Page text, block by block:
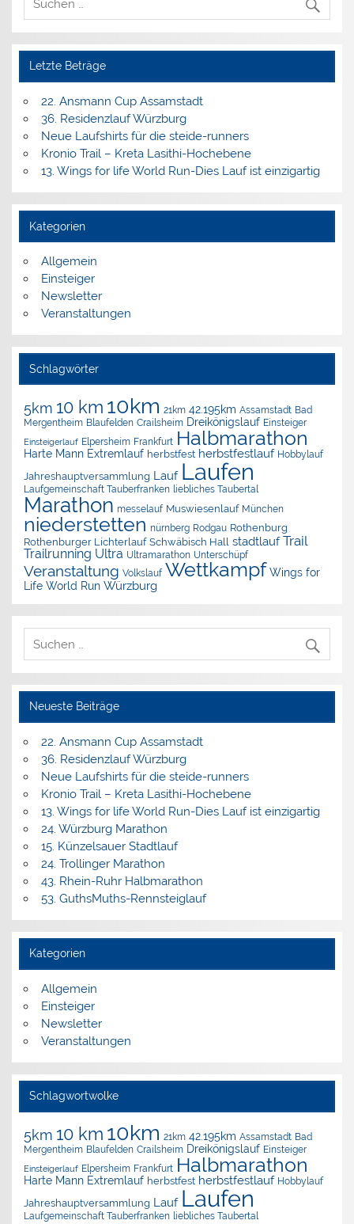
Letzte Beträge
22. Ansmann Cup Assamstadt
36. Residenzlauf Würzburg
Neue Laufshirts für die steide-runners
Kronio Trail – Kreta Lasithi-Hochebene
13. Wings for life World Run-Dies Lauf ist einzigartig
Kategorien
Allgemein
Einsteiger
Newsletter
Veranstaltungen
Schlagwörter
5km 10 km 10km 21km 42.195km Assamstadt Bad
Mergentheim Blaufelden Crailsheim Dreikönigslauf Einsteiger
Einsteigerlauf Elpersheim Frankfurt Halbmarathon
Harte Mann Extremlauf herbstfest herbstfestlauf Hobbylauf
Jahreshauptversammlung Lauf Laufen
Laufgemeinschaft Tauberfranken liebliches Taubertal
Marathon messelauf Muswiesenlauf München
niederstetten nürnberg Rodgau Rothenburg
Rothenburger Lichterlauf Schwäbisch Hall stadtlauf Trail
Trailrunning Ultra Ultramarathon Unterschüpf
Veranstaltung Volkslauf Wettkampf Wings for
Life World Run Würzburg
Neueste Beiträge
22. Ansmann Cup Assamstadt
36. Residenzlauf Würzburg
Neue Laufshirts für die steide-runners
Kronio Trail – Kreta Lasithi-Hochebene
13. Wings for life World Run-Dies Lauf ist einzigartig
24. Würzburg Marathon
15. Künzelsauer Stadtlauf
24. Trollinger Marathon
43. Rhein-Ruhr Halbmarathon
53. GuthsMuths-Rennsteiglauf
Kategorien
Allgemein
Einsteiger
Newsletter
Veranstaltungen
Schlagwortwolke
5km 10 km 10km 21km 42.195km Assamstadt Bad
Mergentheim Blaufelden Crailsheim Dreikönigslauf Einsteiger
Einsteigerlauf Elpersheim Frankfurt Halbmarathon
Harte Mann Extremlauf herbstfest herbstfestlauf Hobbylauf
Jahreshauptversammlung Lauf Laufen
Laufgemeinschaft Tauberfranken liebliches Taubertal